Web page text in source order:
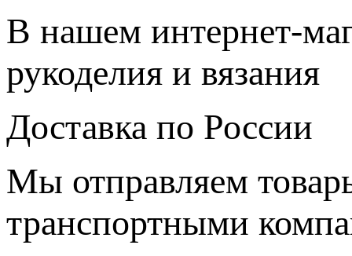
В нашем интернет-
рукоделия и вязания
Доставка по России
Мы отправляем
транспортными